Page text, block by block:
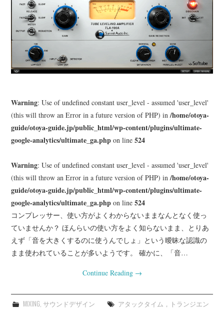
Warning: Use of undefined constant user_level - assumed 'user_level'
(this will throw an Error in a future version of PHP) in/home/otoya-
guide/otoya-guide.jp/public_html/wp-content/plugins/ultimate-
google-analytics/ultimate_ga.php on line524
Warning: Use of undefined constant user_level - assumed 'user_level'
(this will throw an Error in a future version of PHP) in/home/otoya-
guide/otoya-guide.jp/public_html/wp-content/plugins/ultimate-
google-analytics/ultimate_ga.php on line524
コンプレッサー、使い方がよくわからないままなんとなく使っ
ていませんか？ ほんらいの使い方をよく知らないまま、とりあ
えず「音を大きくするのに使うんでしょ」という曖昧な認識の
まま使われていることが多いようです。 確かに、「音…
Continue Reading →
MIXING サウンドデザイン
アタックタイム，トランジエン